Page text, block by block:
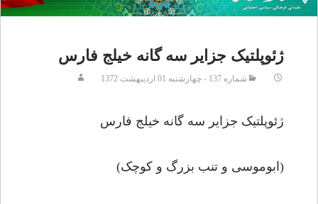
ژئوپلتیک جزایر سه گانه خیلج فارس
شماره 137 - چهارشنبه 01 ارديبهشت 1372
ژئوپلتیک جزایر سه گانه خیلج فارس
(ابوموسی و تنب بزرگ و کوچک)